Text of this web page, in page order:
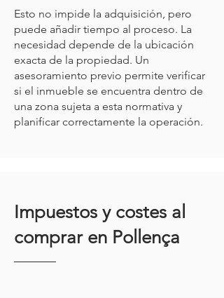
Esto no impide la adquisición, pero
puede añadir tiempo al proceso. La
necesidad depende de la ubicación
exacta de la propiedad. Un
asesoramiento previo permite verificar
si el inmueble se encuentra dentro de
una zona sujeta a esta normativa y
planificar correctamente la operación.
Impuestos y costes al
comprar en Pollença